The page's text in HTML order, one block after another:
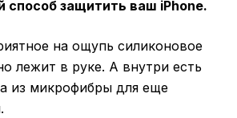
способ защитить ваш iPhone.
на ощупь силиконовое
лежит в руке. А внутри есть
из микрофибры для еще